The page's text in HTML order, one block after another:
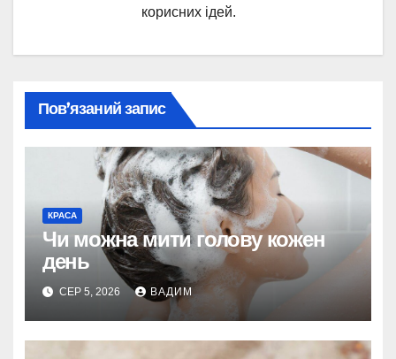
корисних ідей.
Пов’язаний запис
КРАСА
Чи можна мити голову кожен
день
СЕР 5, 2026 ВАДИМ